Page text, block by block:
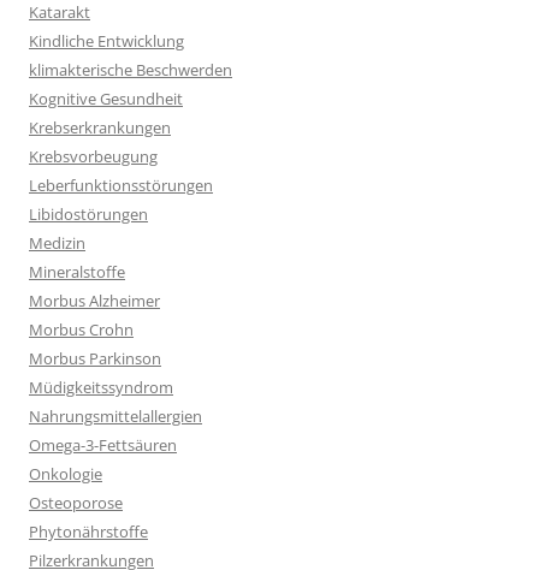
Katarakt
Kindliche Entwicklung
klimakterische Beschwerden
Kognitive Gesundheit
Krebserkrankungen
Krebsvorbeugung
Leberfunktionsstörungen
Libidostörungen
Medizin
Mineralstoffe
Morbus Alzheimer
Morbus Crohn
Morbus Parkinson
Müdigkeitssyndrom
Nahrungsmittelallergien
Omega-3-Fettsäuren
Onkologie
Osteoporose
Phytonährstoffe
Pilzerkrankungen